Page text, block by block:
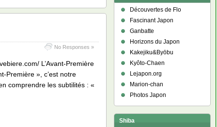
No Responses »
L’Avant-Première
Première », c’est notre
comprendre les subtilités : «
Découvertes de Flo
Fascinant Japon
Ganbatte
Horizons du Japon
Kakejiku&Byōbu
Kyôto-Chaen
Lejapon.org
Marion-chan
Photos Japon
Shiba